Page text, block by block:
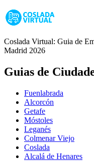
Coslada Virtual: Guia de
Madrid 2026
Guias de
Fuenlabrada
Alcorcón
Getafe
Móstoles
Leganés
Colmenar Viejo
Coslada
Alcalá de Henares